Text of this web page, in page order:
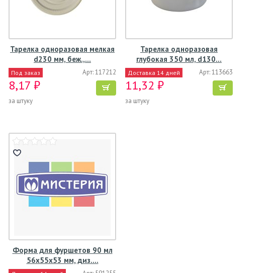
Тарелка одноразовая мелкая
d230 мм, беж.,…
Под заказ Арт: 117212
8,17 ₽
за штуку
Тарелка одноразовая
глубокая 350 мл, d130…
Доставка 14 дней Арт: 113663
11,32 ₽
за штуку
Форма для фуршетов 90 мл
56х55х53 мм, диз.…